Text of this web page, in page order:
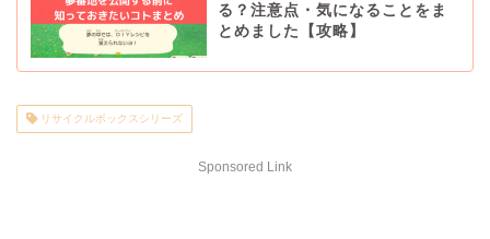
る？注意点・気になることをま
とめました【攻略】
リサイクルボックスシリーズ
Sponsored Link